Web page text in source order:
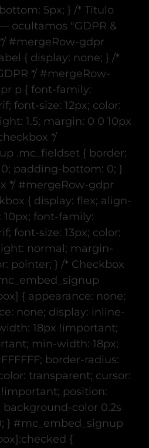
5px; } /* Título
ocultamos "GDPR &
#mergeRow-gdpr
{ display: none; } /*
*/ #mergeRow-
p { font-family:
font-size: 12px; color:
1.5; margin: 0 0 10px
*/
.mc_fieldset { border:
padding-bottom: 0; }
*/ #mergeRow-gdpr
{ display: flex; align-
font-family:
font-size: 13px; color:
normal; margin-
pointer; } /* Checkbox
{ appearance: none;
none; display: inline-
18px !important;
min-width: 18px;
border-radius:
transparent; cursor:
position:
color 0.2s
} #mc_embed_signup
{